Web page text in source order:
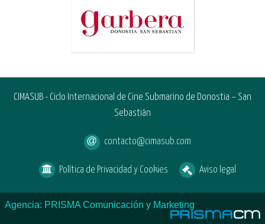
CIMASUB - Ciclo Internacional de Cine Submarino de Donostia – San
Sebastián
contacto@cimasub.com
Política de Privacidad y Cookies Aviso legal
Agencia: PRISMA Comunicación y Marketing